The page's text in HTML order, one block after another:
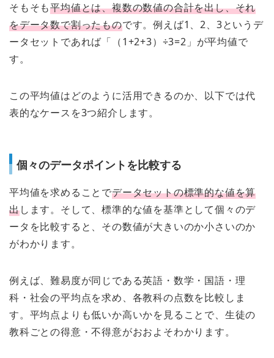
そもそも平均値とは、複数の数値の合計を出し、それ
をデータ数で割ったものです。例えば1、2、3というデ
ータセットであれば「（1+2+3）÷3=2」が平均値で
す。
この平均値はどのように活用できるのか、以下では代
表的なケースを3つ紹介します。
個々のデータポイントを比較する
平均値を求めることでデータセットの標準的な値を算
出します。そして、標準的な値を基準として個々のデ
ータを比較すると、その数値が大きいのか小さいのか
がわかります。
例えば、難易度が同じである英語・数学・国語・理
科・社会の平均点を求め、各教科の点数を比較しま
す。平均点よりも低いか高いかを見ることで、生徒の
教科ごとの得意・不得意がおおよそわかります。